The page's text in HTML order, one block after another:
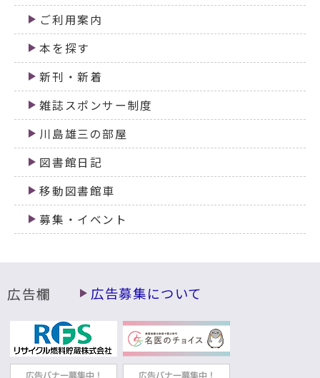
ご利用案内
本を探す
新刊・新着
雑誌スポンサー制度
川島雄三の部屋
図書館日記
移動図書館車
募集・イベント
広告欄 広告募集について